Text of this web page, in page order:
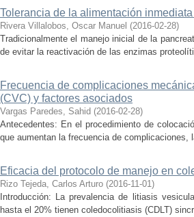
Tolerancia de la alimentación
Rivera Villalobos, Oscar Manuel (2016-02-28)
Tradicionalmente el manejo inicial de la
de evitar la reactivación de las enzimas
Frecuencia de complicaciones
(CVC) y factores asociados
Vargas Paredes, Sahid (2016-02-28)
Antecedentes: En el procedimiento de
que aumentan la frecuencia de
Eficacia del protocolo de manejo en
Rizo Tejeda, Carlos Arturo (2016-11-01)
Introducción: La prevalencia de litiasis
hasta el 20% tienen coledocolitiasis (CDLT)